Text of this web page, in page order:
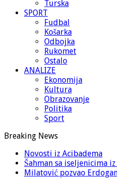
Turska
SPORT
Fudbal
Košarka
Odbojka
Rukomet
Ostalo
ANALIZE
Ekonomija
Kultura
Obrazovanje
Politika
Sport
Breaking News
Novosti iz Acibadema
Šahman sa iseljenicima
Milatović pozvao